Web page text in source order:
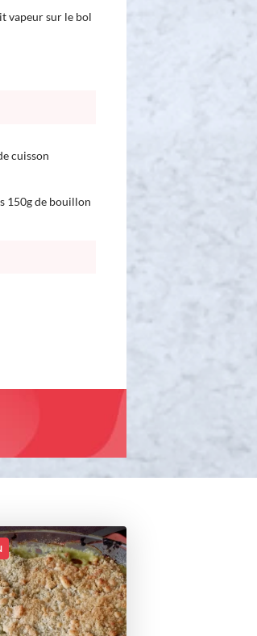
vapeur sur le bol
cuisson
150g de bouillon